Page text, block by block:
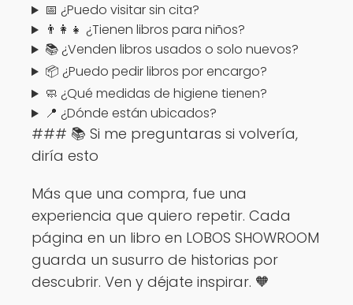
📅 ¿Puedo visitar sin cita?
👨‍👩‍👧 ¿Tienen libros para niños?
📚 ¿Venden libros usados o solo nuevos?
📦 ¿Puedo pedir libros por encargo?
🧼 ¿Qué medidas de higiene tienen?
📍 ¿Dónde están ubicados?
### 📚 Si me preguntaras si volvería,
diría esto
Más que una compra, fue una
experiencia que quiero repetir. Cada
página en un libro en LOBOS SHOWROOM
guarda un susurro de historias por
descubrir. Ven y déjate inspirar. 🧡